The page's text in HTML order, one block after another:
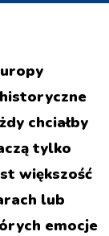
historyczne
chciałby
tylko
większość
lub
emocje